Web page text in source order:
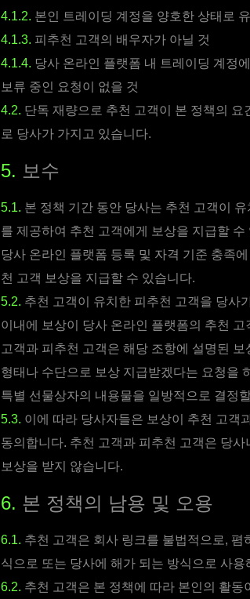
4.1.2. 본인 트레이딩 계정을 양호한 상태로
4.1.3. 피추천 고객의 배우자가 아닐 것
4.1.4. 당사 온라인 플랫폼 내 트레이딩 계정
보류 중인 요청이 없을 것
4.2. 단독 재량으로 추천 고객이 본 정책의
로 당사가 가지고 있습니다.
5. 보수
5.1. 본 정책 기간 동안 당사는 추천 고객이
를 제공하여 추천 고객에게 보상을 지급할
당사 온라인 플랫폼 등록 및 자격 기준 충족
천 고객 보상을 지급할 수 있습니다.
5.2. 추천 고객이 유치한 피추천 고객을 당사
이내에 보상이 당사 온라인 플랫폼의 추천
고객과 피추천 고객은 해당 조항에 설명된
형태나 수단으로 보상 지급받겠다는 요청을
특별 선물상자의 내용물을 일방적으로 결정
5.3. 이에 따라 당사자들은 보상이 추천 고객
동의합니다. 추천 고객과 피추천 고객은 당
보상을 받지 않습니다.
6. 본 정책의 남용 및 오용
6.1. 추천 고객은 회사 링크를 불법적으로,
식으로 또는 당사에 해가 되는 방식으로 사용
6.2. 추천 고객은 본 정책에 따라 본인의 활